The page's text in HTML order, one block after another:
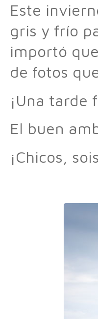
Este
gris y frío
importó
de fotos
¡Una tarde
El buen
¡Chicos,